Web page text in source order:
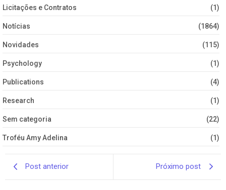
Licitações e Contratos (1)
Notícias (1864)
Novidades (115)
Psychology (1)
Publications (4)
Research (1)
Sem categoria (22)
Troféu Amy Adelina (1)
Post anterior Próximo post